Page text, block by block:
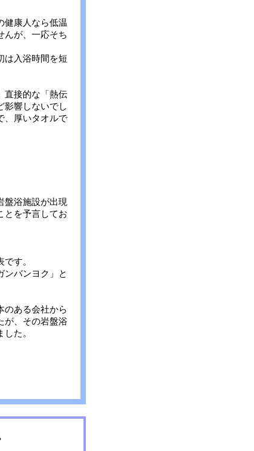
健康人なら低温
んが、一応そち
は入浴時間を短
直接的な「熱伝
影響しないでし
、厚いタオルで
盤浴施設が出現
とを予言してお
す。
ンバンヨク」と
のある会社から
が、その岩盤浴
た。